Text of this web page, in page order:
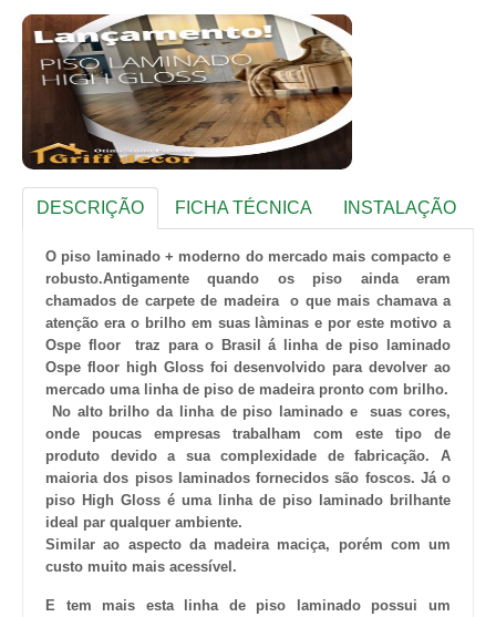
DESCRIÇÃO FICHA TÉCNICA INSTALAÇÃO
O piso laminado + moderno do mercado mais compacto e
robusto.Antigamente quando os piso ainda eram
chamados de carpete de madeira o que mais chamava a
atenção era o brilho em suas làminas e por este motivo a
Ospe floor traz para o Brasil á linha de piso laminado
Ospe floor high Gloss foi desenvolvido para devolver ao
mercado uma linha de piso de madeira pronto com brilho.
No alto brilho da linha de piso laminado e suas cores,
onde poucas empresas trabalham com este tipo de
produto devido a sua complexidade de fabricação. A
maioria dos pisos laminados fornecidos são foscos. Já o
piso High Gloss é uma linha de piso laminado brilhante
ideal par qualquer ambiente.
Similar ao aspecto da madeira maciça, porém com um
custo muito mais acessível.
E tem mais esta linha de piso laminado possui um